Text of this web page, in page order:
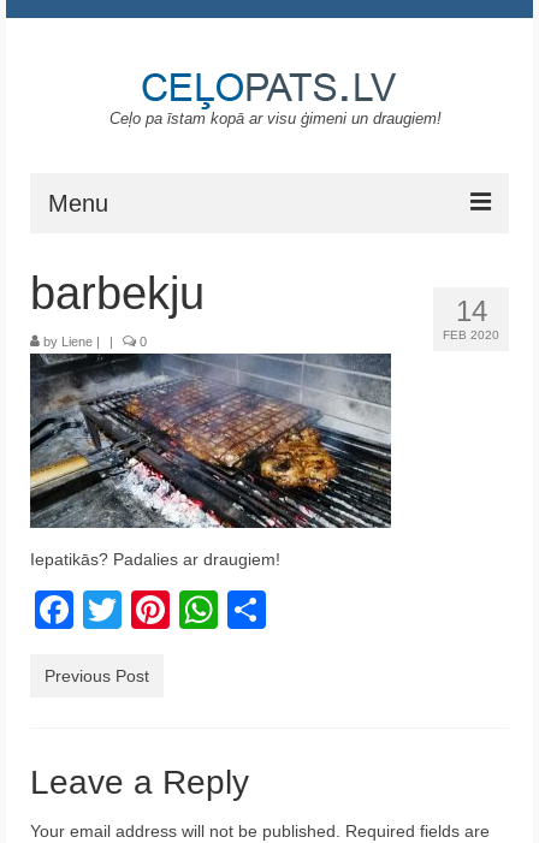
Ceļo pa īstam kopā ar visu ģimeni un draugiem!
Menu
Portugāle
ASV
Melnkalne
Grieķija
Krēta
Francija
14
FEB 2020
barbekju
by Liene | | 0
Iepatikās? Padalies ar draugiem!
Facebook
TwitterPinterest
WhatsApp
Previous Post
Leave a Reply
Your email address will not be published.
Required fields are